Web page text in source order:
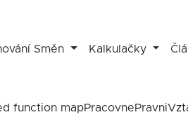
Směn Kalkulačky
function